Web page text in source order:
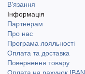
В'язання
Інформація
Партнерам
Про нас
Програма лояльності
Оплата та доставка
Повернення товару